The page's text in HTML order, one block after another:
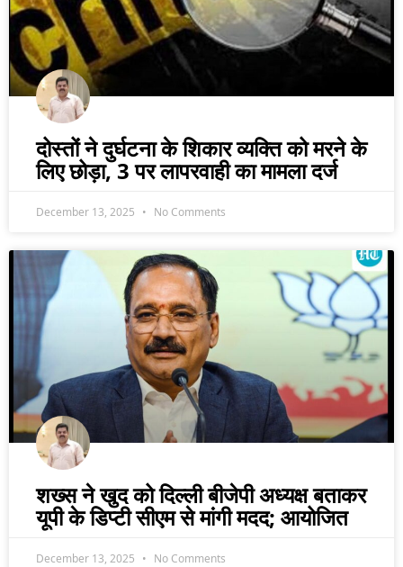
दोस्तों ने दुर्घटना के शिकार व्यक्ति को मरने के
लिए छोड़ा, 3 पर लापरवाही का मामला दर्ज
December 13, 2025 No Comments
शख्स ने खुद को दिल्ली बीजेपी अध्यक्ष बताकर
यूपी के डिप्टी सीएम से मांगी मदद; आयोजित
December 13, 2025 No Comments